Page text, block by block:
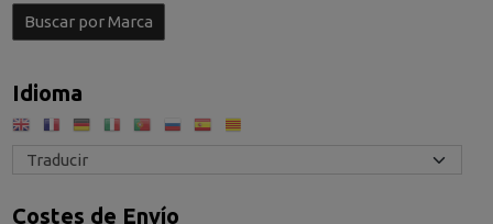
Idioma
Costes de Envío